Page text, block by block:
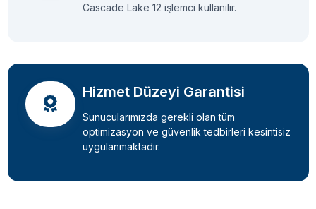
Cascade Lake 12 işlemci kullanılır.
Hizmet Düzeyi Garantisi
Sunucularımızda gerekli olan tüm
optimizasyon ve güvenlik tedbirleri kesintisiz
uygulanmaktadır.